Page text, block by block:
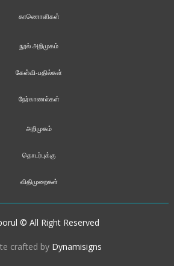
காணொளிகள்
நூல் அறிமுகம்
கேள்வி-பதில்கள்
நேர்காணல்கள்
அறிமுகம்
தொடர்புக்கு
விதிமுறைகள்
© All Right Reserved
crafted by Dynamisigns